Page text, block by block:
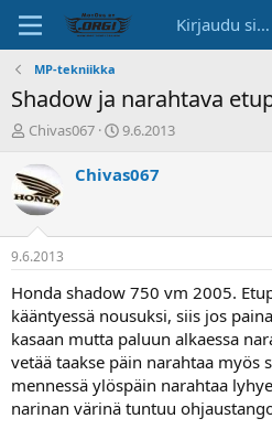
Kirjaudu sisään
MP-tekniikka
Shadow ja narahtava
K
s
k
u
s
t
e
l
u
n
a
l
o
i
Chivas067
A
o
p
ä
v
ä
9.6.2013
Chivas067
9.6.2013
Honda shadow 750 vm 2005.
kääntyessä nousuksi, siis jos
kasaan mutta paluun alkaessa
vetää taakse päin narahtaa myös
mennessä ylöspäin narahtaa
narinan värinä tuntuu